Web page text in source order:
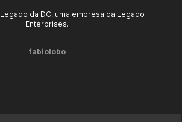
da DC, uma empresa da Legado
Enterprises.
fabiolobo